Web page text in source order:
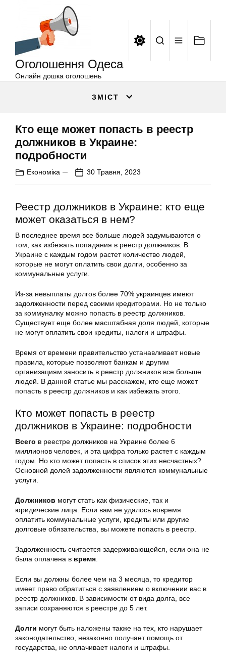
Оголошення Одеса
Онлайн дошка оголошень
ЗМІСТ
Кто еще может попасть в реестр
должников в Украине:
подробности
Економіка 30 Травня, 2023
Реестр должников в Украине: кто еще
может оказаться в нем?
В последнее время все больше людей задумываются о
том, как избежать попадания в реестр должников. В
Украине с каждым годом растет количество людей,
которые не могут оплатить свои долги, особенно за
коммунальные услуги.
Из-за невыплаты долгов более 70% украинцев имеют
задолженности перед своими кредиторами. Но не только
за коммуналку можно попасть в реестр должников.
Существует еще более масштабная доля людей, которые
не могут оплатить свои кредиты, налоги и штрафы.
Время от времени правительство устанавливает новые
правила, которые позволяют банкам и другим
организациям заносить в реестр должников все больше
людей. В данной статье мы расскажем, кто еще может
попасть в реестр должников и как избежать этого.
Кто может попасть в реестр
должников в Украине: подробности
Всего в реестре должников на Украине более 6
миллионов человек, и эта цифра только растет с каждым
годом. Но кто может попасть в список этих несчастных?
Основной долей задолженности являются коммунальные
услуги.
Должников могут стать как физические, так и
юридические лица. Если вам не удалось вовремя
оплатить коммунальные услуги, кредиты или другие
долговые обязательства, вы можете попасть в реестр.
Задолженность считается задерживающейся, если она не
была оплачена в время
Если вы должны более чем на 3 месяца, то кредитор
имеет право обратиться с заявлением о включении вас в
реестр должников. В зависимости от вида долга, все
записи сохраняются в реестре до 5 лет.
Долги могут быть наложены также на тех, кто нарушает
законодательство, незаконно получает помощь от
государства, не оплачивает налоги и штрафы.